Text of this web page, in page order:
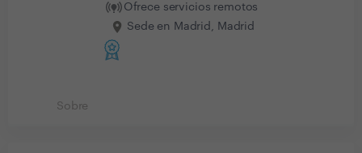
Ofrece servicios remotos
Sede en Madrid, Madrid
Sobre